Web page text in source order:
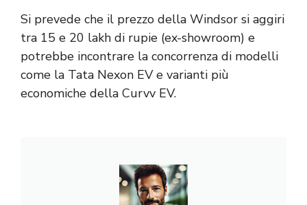
Si prevede che il prezzo della Windsor si aggiri
tra 15 e 20 lakh di rupie (ex-showroom) e
potrebbe incontrare la concorrenza di modelli
come la Tata Nexon EV e varianti più
economiche della Curvv EV.